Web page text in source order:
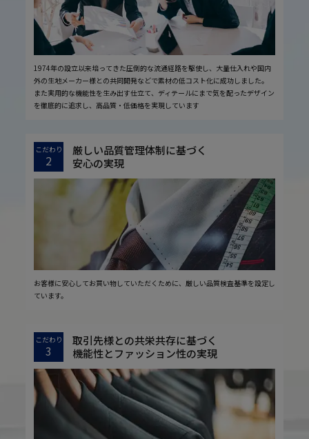
1974年の設立以来培ってきた圧倒的な流通経路を駆使し、大量仕入れや国内
外の生地メーカー様との共同開発などで素材の低コスト化に成功しました。
また実用的な機能性を生み出す仕立て、ディテールにまで気を配ったデザイン
を徹底的に追求し、高品質・低価格を実現しています
こだわり
2
厳しい品質管理体制に基づく
安心の実現
お客様に安心してお買い物していただくために、厳しい品質検査基準を設定し
ています。
こだわり
3
取引先様との共栄共存に基づく
機能性とファッション性の実現